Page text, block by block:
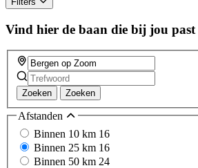
Vind hier de baan die bij jou past
Zoeken Zoeken
Afstanden
Binnen 10 km 16
Binnen 25 km 16
Binnen 50 km 24